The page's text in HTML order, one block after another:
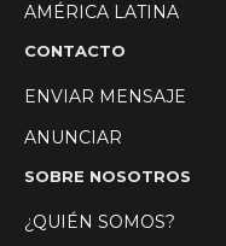
AMÉRICA LATINA
CONTACTO
ENVIAR MENSAJE
ANUNCIAR
SOBRE NOSOTROS
¿QUIÉN SOMOS?